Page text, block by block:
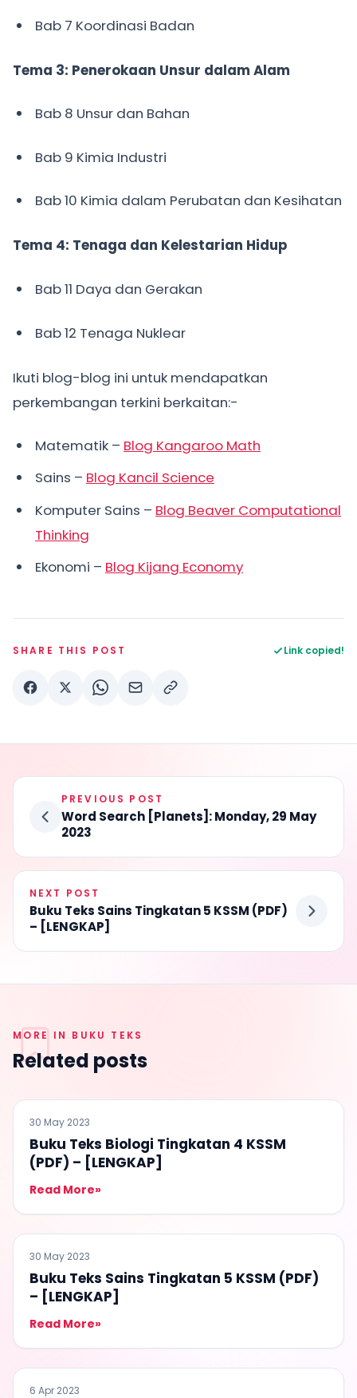
Bab 7 Koordinasi Badan
Tema 3: Penerokaan Unsur dalam Alam
Bab 8 Unsur dan Bahan
Bab 9 Kimia Industri
Bab 10 Kimia dalam Perubatan dan Kesihatan
Tema 4: Tenaga dan Kelestarian Hidup
Bab 11 Daya dan Gerakan
Bab 12 Tenaga Nuklear
Ikuti blog-blog ini untuk mendapatkan
perkembangan terkini berkaitan:-
Matematik – Blog Kangaroo Math
Sains – Blog Kancil Science
Komputer Sains – Blog Beaver Computational
Thinking
Ekonomi – Blog Kijang Economy
SHARE THIS POST Link copied!
PREVIOUS POST
Word Search [Planets]: Monday, 29 May
2023
NEXT POST
Buku Teks Sains Tingkatan 5 KSSM (PDF)
– [LENGKAP]
MORE IN BUKU TEKS
Related posts
BUKU TEKS
30 May 2023
Buku Teks Biologi Tingkatan 4 KSSM
(PDF) – [LENGKAP]
Read More»
BUKU TEKS
30 May 2023
Buku Teks Sains Tingkatan 5 KSSM (PDF)
– [LENGKAP]
Read More»
BUKU TEKS
6 Apr 2023